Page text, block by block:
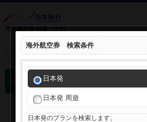
海外航空券 検索・予約
検索条件を開く：
日本発 海外航空券 検索結果
海外航空券 検索条件
日本発
日本発 周遊
日本発のプランを検索します。